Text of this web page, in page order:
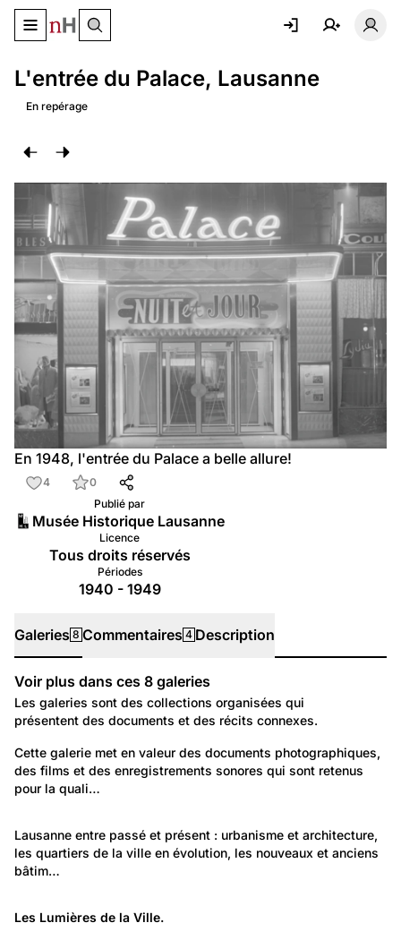
Basculer le menu de navigation
L'entrée du Palace, Lausanne
En repérage
En 1948, l'entrée du Palace a belle allure!
4
0
Publié par
Musée Historique Lausanne
Licence
Tous droits réservés
Périodes
1940 - 1949
Galeries 8 Commentaires 4 Description
Galeries
Voir plus dans ces 8 galeries
Les galeries sont des collections organisées qui
présentent des documents et des récits connexes.
Autre: Non classée
Repérages de notrehistoire.ch
Cette galerie met en valeur des documents photographiques,
des films et des enregistrements sonores qui sont retenus
pour la quali…
Lieux: Vaud
Lausanne
Lausanne entre passé et présent : urbanisme et architecture,
les quartiers de la ville en évolution, les nouveaux et anciens
bâtim…
Temps libre et culture: Loisirs
Les Lumières de la Ville.